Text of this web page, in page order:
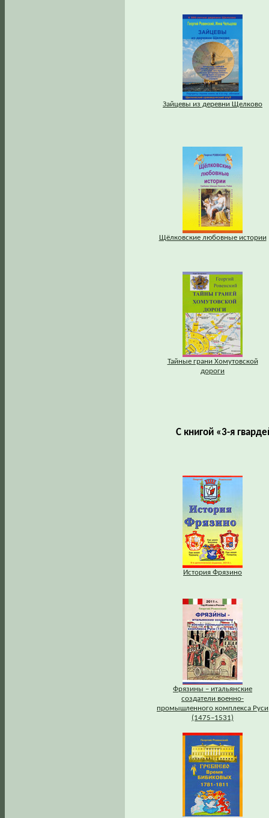
Зайцевы из деревни Щелково
Щёлковские любовные истории
Тайные грани Хомутовской
дороги
С книгой «3-я
История Фрязино
Фрязины – итальянские
создатели военно-
промышленного комплекса Руси
(1475–1531)